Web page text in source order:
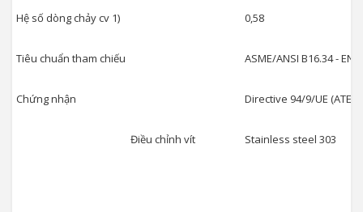
Hệ số dòng chảy cv 1) 0,58
Tiêu chuẩn tham chiếu ASME/ANSI B16.34 - EN
Chứng nhận Directive 94/9/UE (ATEX)
Điều chỉnh vít Stainless steel 303